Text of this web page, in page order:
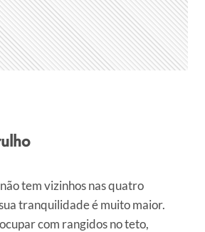
tem vizinhos nas quatro
tranquilidade é muito maior.
com rangidos no teto,